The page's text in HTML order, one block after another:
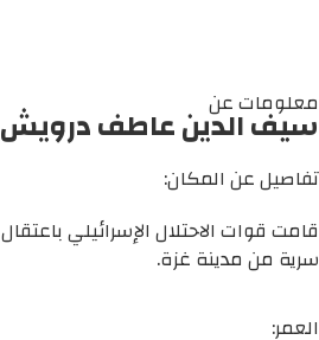
معلومات عن
سيف الدين عاطف درويش
تفاصيل عن المكان:
قامت قوات الاحتلال الإسرائيلي
سرية من مدينة غزة.
العمر: